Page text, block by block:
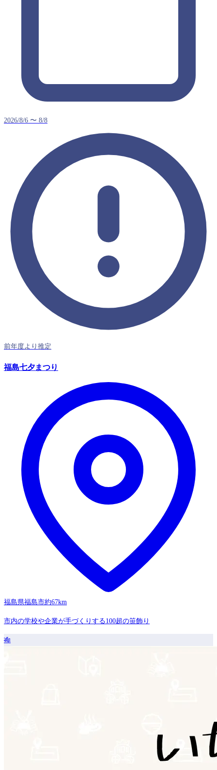
2026/8/6 〜 8/8
前年度より推定
福島七夕まつり
福島県福島市約67km
市内の学校や企業が手づくりする100超の笹飾り
🎋